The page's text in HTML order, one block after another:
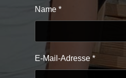
Name *
E-Mail-Adresse *